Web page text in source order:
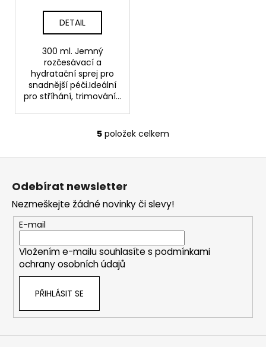
DETAIL
300 ml. Jemný
rozčesávací a
hydratační sprej pro
snadnější péči.Ideální
pro stříhání, trimování...
O
a
c
í
p
r
ý
p
5 položek celkem
Z
Odebírat newsletter
Nezmeškejte žádné novinky či slevy!
E-mail
Vložením e-mailu souhlasíte s podmínkami
ochrany osobních údajů
PŘIHLÁSIT SE